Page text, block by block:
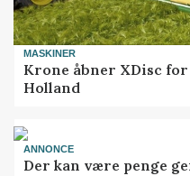
MASKINER
Krone åbner XDisc for
Holland
ANNONCE
Der kan være penge